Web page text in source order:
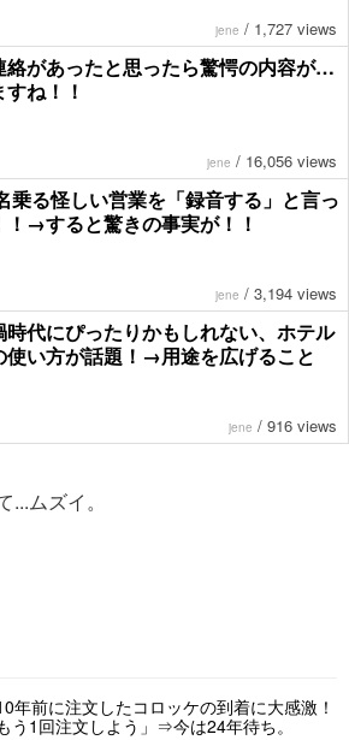
jene / 1,727 views
絡があったと思ったら驚愕の内容が…
ね！！
jene / 16,056 views
乗る怪しい営業を「録音する」と言っ
！→すると驚きの事実が！！
jene / 3,194 views
時代にぴったりかもしれない、ホテル
使い方が話題！→用途を広げること
jene / 916 views
...ムズイ。
年前に注文したコロッケの到着に大感激！
う1回注文しよう」⇒今は24年待ち。